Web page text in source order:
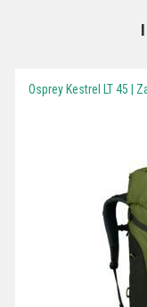
Osprey Kestrel LT 45 |